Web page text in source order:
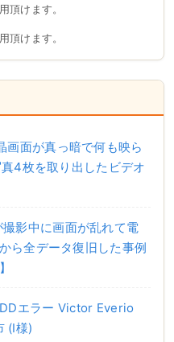
頂けます。
頂けます。
面が真っ暗で何も映ら
4枚を取り出したビデオ
影中に画面が乱れて電
ら全データ復旧した事例
エラー Victor Everio
(I様)